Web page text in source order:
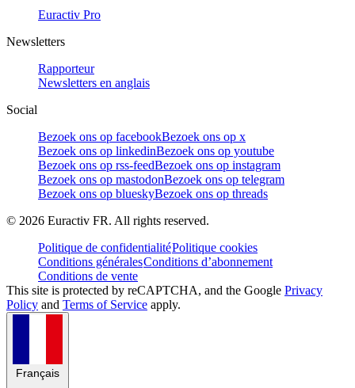
Euractiv Pro
Newsletters
Rapporteur
Newsletters en anglais
Social
Bezoek ons op facebookBezoek ons op x
Bezoek ons op linkedinBezoek ons op youtube
Bezoek ons op rss-feedBezoek ons op instagram
Bezoek ons op mastodonBezoek ons op telegram
Bezoek ons op blueskyBezoek ons op threads
© 2026 Euractiv FR. All rights reserved.
Politique de confidentialitéPolitique cookies
Conditions généralesConditions d’abonnement
Conditions de vente
This site is protected by reCAPTCHA, and the Google Privacy
Policy and Terms of Service apply.
Français